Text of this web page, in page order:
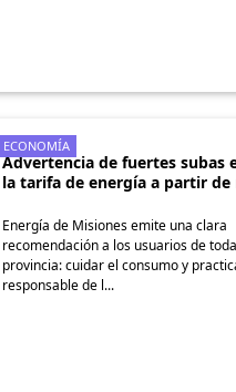
Advertencia de fuertes subas
la tarifa de energía a partir de
Energía de Misiones emite una clara
recomendación a los usuarios de
provincia: cuidar el consumo y
responsable de l...
ECONOMÍA